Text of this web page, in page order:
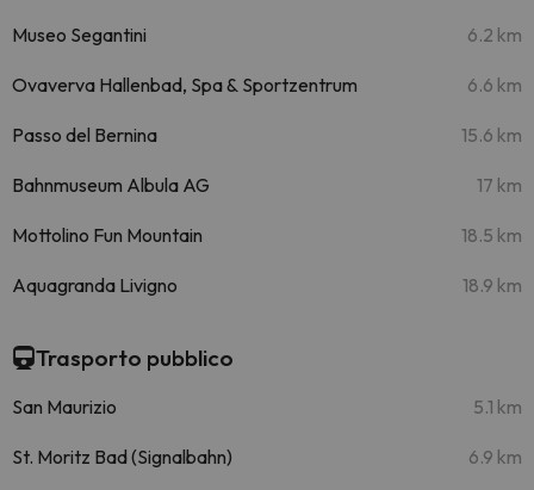
Museo Segantini 6.2 km
Ovaverva Hallenbad, Spa & Sportzentrum 6.6 km
Passo del Bernina 15.6 km
Bahnmuseum Albula AG 17 km
Mottolino Fun Mountain 18.5 km
Aquagranda Livigno 18.9 km
Trasporto pubblico
San Maurizio 5.1 km
St. Moritz Bad (Signalbahn) 6.9 km